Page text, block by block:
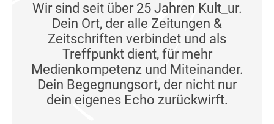
Wir sind seit über 25 Jahren Kult_ur.
Dein Ort, der alle Zeitungen &
Zeitschriften verbindet und als
Treffpunkt dient, für mehr
Medienkompetenz und Miteinander.
Dein Begegnungsort, der nicht nur
dein eigenes Echo zurückwirft.